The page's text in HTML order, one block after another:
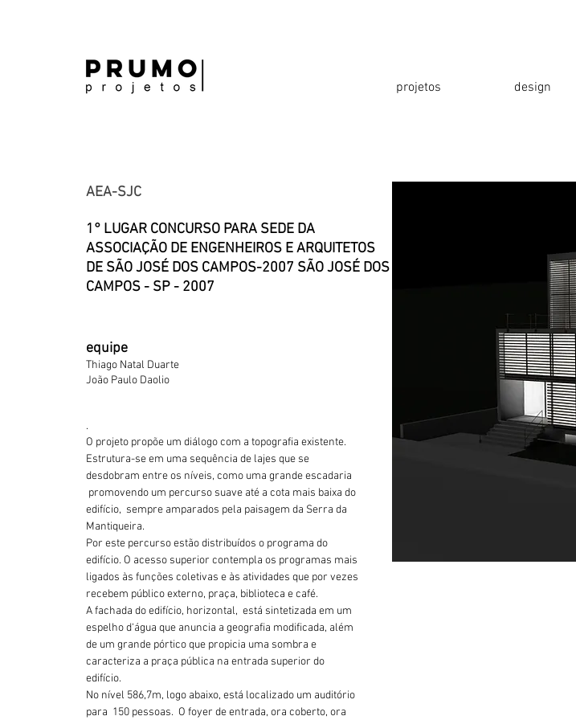
projetos design
AEA-SJC
1° LUGAR CONCURSO PARA SEDE DA
ASSOCIAÇÃO DE ENGENHEIROS E ARQUITETOS
DE SÃO JOSÉ DOS CAMPOS-2007 SÃO JOSÉ DOS
CAMPOS - SP - 2007
equipe
Thiago Natal Duarte
João Paulo Daolio
.
O projeto propõe um diálogo com a topografia existente.
Estrutura-se em uma sequência de lajes que se
desdobram entre os níveis, como uma grande escadaria
promovendo um percurso suave até a cota mais baixa do
edifício, sempre amparados pela paisagem da Serra da
Mantiqueira.
Por este percurso estão distribuídos o programa do
edifício. O acesso superior contempla os programas mais
ligados às funções coletivas e às atividades que por vezes
recebem público externo, praça, biblioteca e café.
A fachada do edifício, horizontal, está sintetizada em um
espelho d‘água que anuncia a geografia modificada, além
de um grande pórtico que propicia uma sombra e
caracteriza a praça pública na entrada superior do
edifício.
No nível 586,7m, logo abaixo, está localizado um auditório
para 150 pessoas. O foyer de entrada, ora coberto, ora